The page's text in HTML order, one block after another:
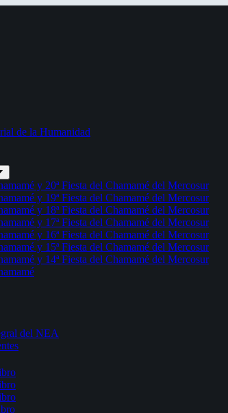
de la Humanidad
y 20ª Fiesta del Chamamé del Mercosur
y 19ª Fiesta del Chamamé del Mercosur
y 18ª Fiesta del Chamamé del Mercosur
y 17ª Fiesta del Chamamé del Mercosur
y 16ª Fiesta del Chamamé del Mercosur
y 15ª Fiesta del Chamamé del Mercosur
y 14ª Fiesta del Chamamé del Mercosur
del NEA